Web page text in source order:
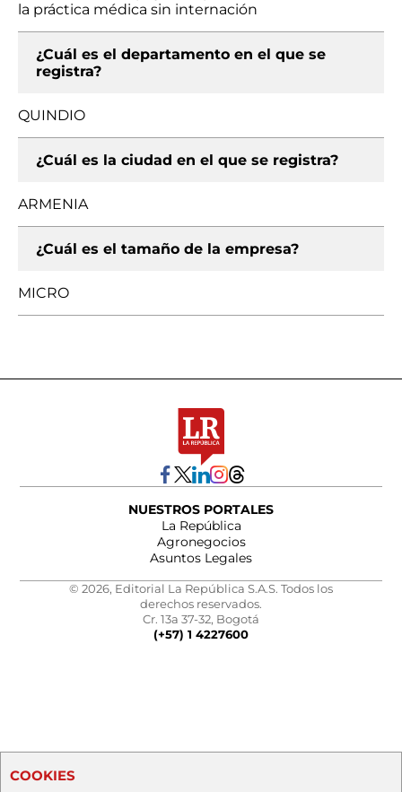
la práctica médica sin internación
¿Cuál es el departamento en el que se
registra?
QUINDIO
¿Cuál es la ciudad en el que se registra?
ARMENIA
¿Cuál es el tamaño de la empresa?
MICRO
NUESTROS PORTALES
La República
Agronegocios
Asuntos Legales
© 2026, Editorial La República S.A.S. Todos los
derechos reservados.
Cr. 13a 37-32, Bogotá
(+57) 1 4227600
COOKIES